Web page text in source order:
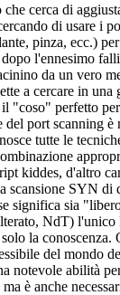
cerca di
di usare i
pinza, ecc.)
l'ennesimo
da un vero
a cercare in una
"coso" perfetto
del port scanning
tutte le
kiddes, d'altro
scansione SYN di
significa sia
NdT)
la conoscenza.
del mondo
notevole abilità
è anche